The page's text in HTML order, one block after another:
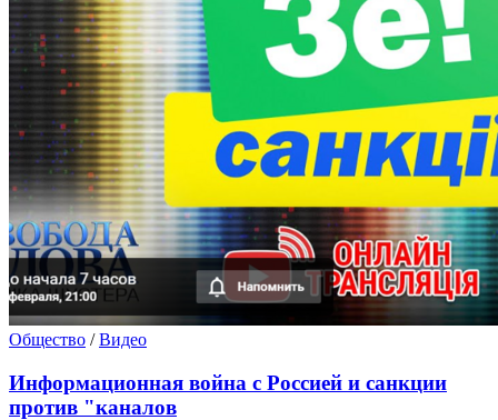
Общество /Видео
Информационная война с Россией и санкции
против "каналов